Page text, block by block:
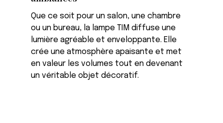
Que ce soit pour un salon, une chambre
ou un bureau, la lampe TIM diffuse une
lumière agréable et enveloppante. Elle
crée une atmosphère apaisante et met
en valeur les volumes tout en devenant
un véritable objet décoratif.